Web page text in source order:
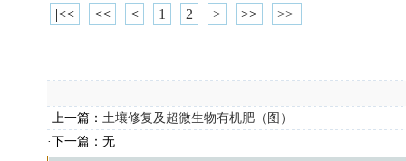
|<< << < 1 2 > >> >>|
·上一篇： 土壤修复及超微生物有机肥（图）
·下一篇：无